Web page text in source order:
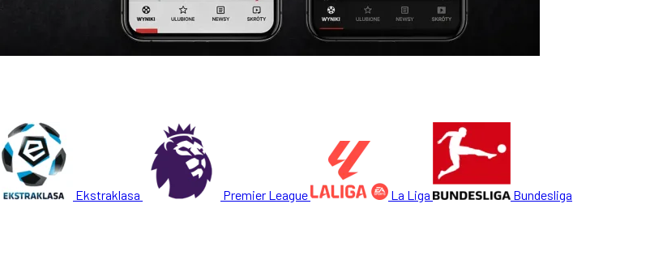
Ekstraklasa Premier League La Liga Bundesliga